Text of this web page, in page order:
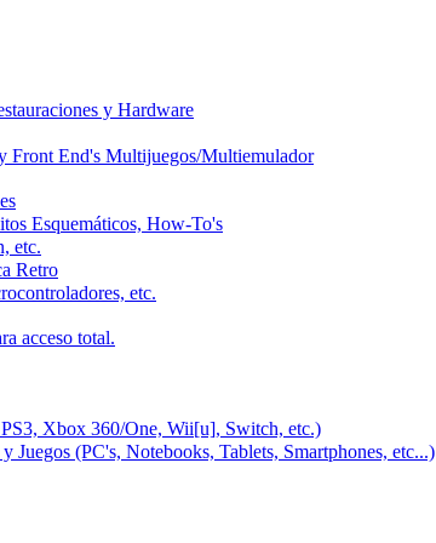
y Hardware
Front End's Multijuegos/Multiemulador
Esquemáticos, How-To's
etc.
Retro
etc.
acceso total.
Xbox 360/One, Wii[u], Switch, etc.)
(PC's, Notebooks, Tablets, Smartphones, etc...)